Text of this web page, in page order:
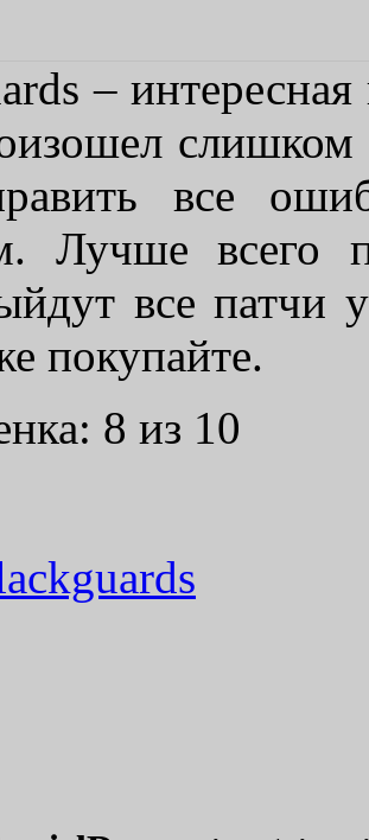
–
все
Лучше всего
все
покупайте.
8 из 10